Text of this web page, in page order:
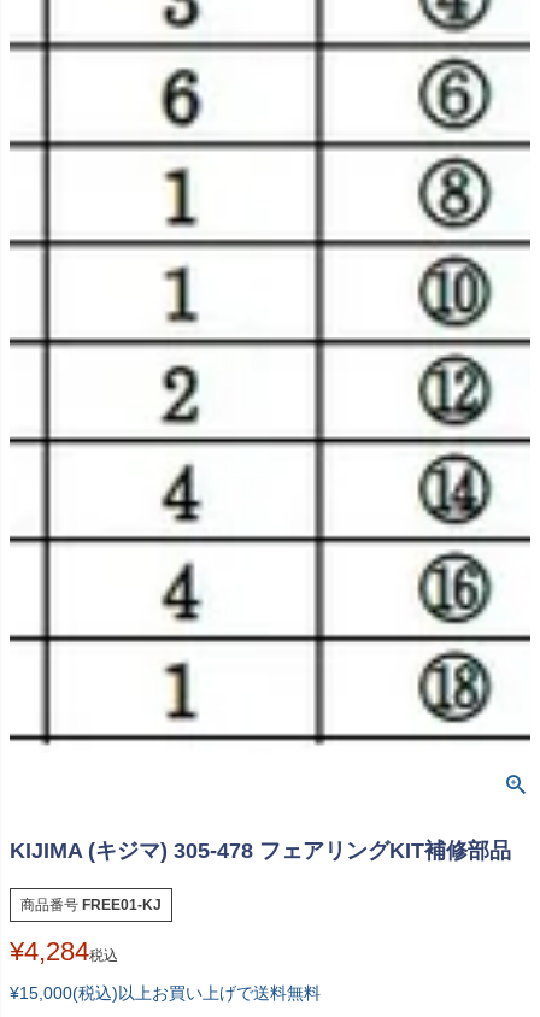
KIJIMA (キジマ) 305-478 フェアリングKIT補修部品
商品番号 FREE01-KJ
¥4,284税込
¥15,000(税込)以上お買い上げで送料無料